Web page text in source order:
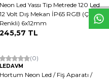
Neon Led Yassı Tip Metrede 120 Led
12 Volt Dış Mekan İP65 RGB (Çok
Renkli) 6x12mm
245,57 TL
(0)
LEDAVM
Hortum Neon Led / Fiş Aparatı /